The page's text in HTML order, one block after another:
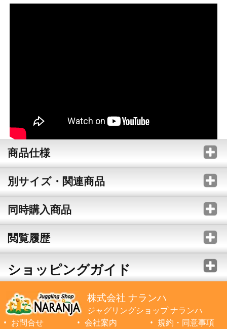
商品仕様
別サイズ・関連商品
同時購入商品
閲覧履歴
ショッピングガイド
株式会社 ナランハ
ジャグリングショップ ナランハ
お問合せ
会社案内 規約・同意事項